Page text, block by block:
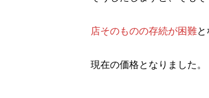
店そのものの存続が困難と
現在の価格となりました。